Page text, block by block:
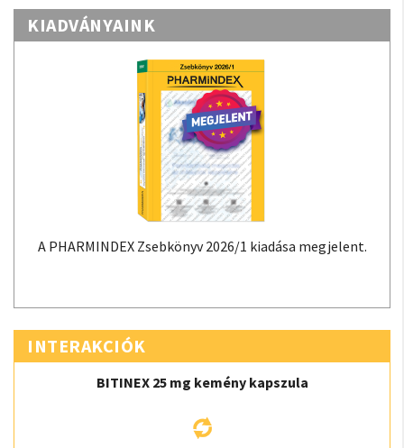
KIADVÁNYAINK
A PHARMINDEX Zsebkönyv 2026/1 kiadása megjelent.
INTERAKCIÓK
BITINEX 25 mg kemény kapszula